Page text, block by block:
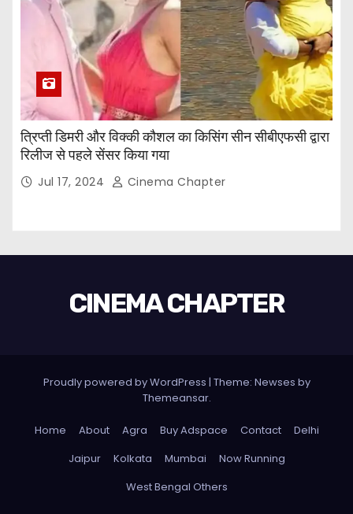
त्रिप्ती डिमरी और विक्की कौशल का किसिंग सीन सीबीएफसी द्वारा
रिलीज से पहले सेंसर किया गया
Jul 17, 2024 Cinema Chapter
CINEMA CHAPTER
Proudly powered by WordPress | Theme: Newses by
Themeansar.
Home About Agra Buy Adspace Contact
Delhi
Jaipur
Kolkata Mumbai
Now Running
West Bengal Others